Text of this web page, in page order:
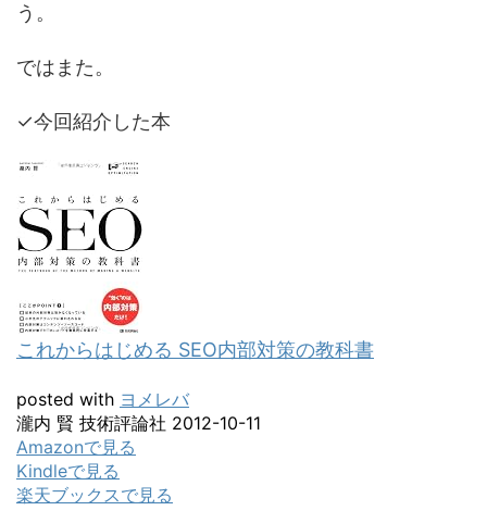
う。
ではまた。
✓今回紹介した本
これからはじめる SEO内部対策の教科書
posted with ヨメレバ
瀧内 賢 技術評論社 2012-10-11
Amazonで見る
Kindleで見る
楽天ブックスで見る